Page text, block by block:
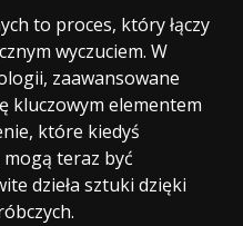
to proces, który łączy
wyczuciem. W
zaawansowane
kluczowym elementem
które kiedyś
mogą teraz być
dzieła sztuki dzięki